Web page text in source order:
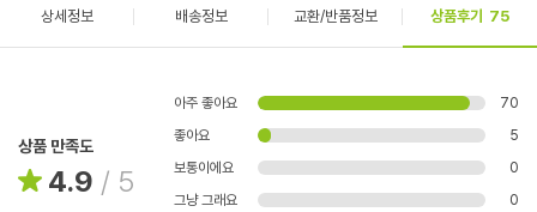
상세정보 배송정보 교환/반품정보 상품후기 75
상품 만족도
4.9 / 5
아주 좋아요
70
좋아요
5
보통이에요
0
그냥 그래요
0